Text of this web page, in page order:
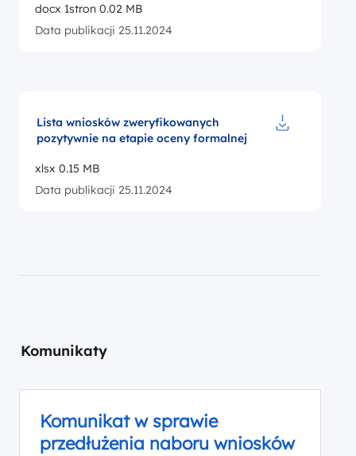
docx 1stron 0.02 MB
Data publikacji 25.11.2024
Lista wniosków zweryfikowanych
pozytywnie na etapie oceny formalnej
xlsx 0.15 MB
Data publikacji 25.11.2024
Komunikaty
Komunikat w sprawie
przedłużenia naboru wniosków